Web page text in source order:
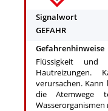
Signalwort
GEFAHR
Gefahrenhinweise
Flüssigkeit und
Hautreizungen.
verursachen. Kann
die